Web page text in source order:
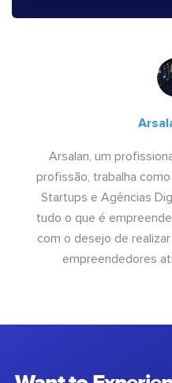
Arsalan, um
profissão, trabalha
Startups e Agências
tudo o que é
com o desejo de
empreendedores